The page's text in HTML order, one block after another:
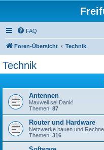
FAQ
Foren-Übersicht Technik
Technik
Antennen
Maxwell sei Dank!
Themen: 87
Router und Hardware
Netzwerke bauen und
Themen: 316